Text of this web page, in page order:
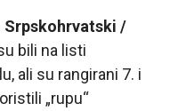
Srpskohrvatski /
bili na listi
ali su rangirani 7. i
„rupu“